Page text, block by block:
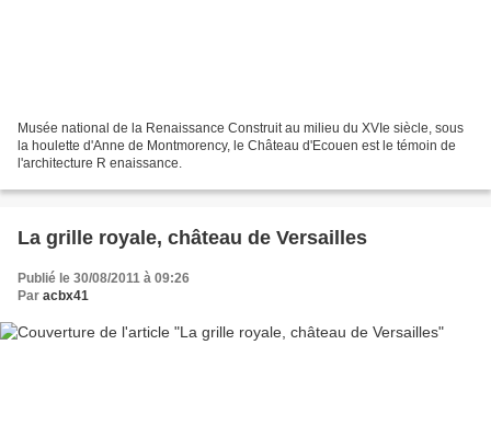
Musée national de la Renaissance Construit au milieu du XVIe siècle, sous
la houlette d'Anne de Montmorency, le Château d'Ecouen est le témoin de
l'architecture R enaissance.
La grille royale, château de Versailles
Publié le 30/08/2011 à 09:26
Par acbx41